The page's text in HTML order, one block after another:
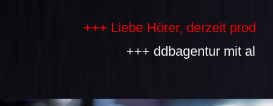
+++ Liebe Hörer, derzeit
+++ ddbagentur mit allen